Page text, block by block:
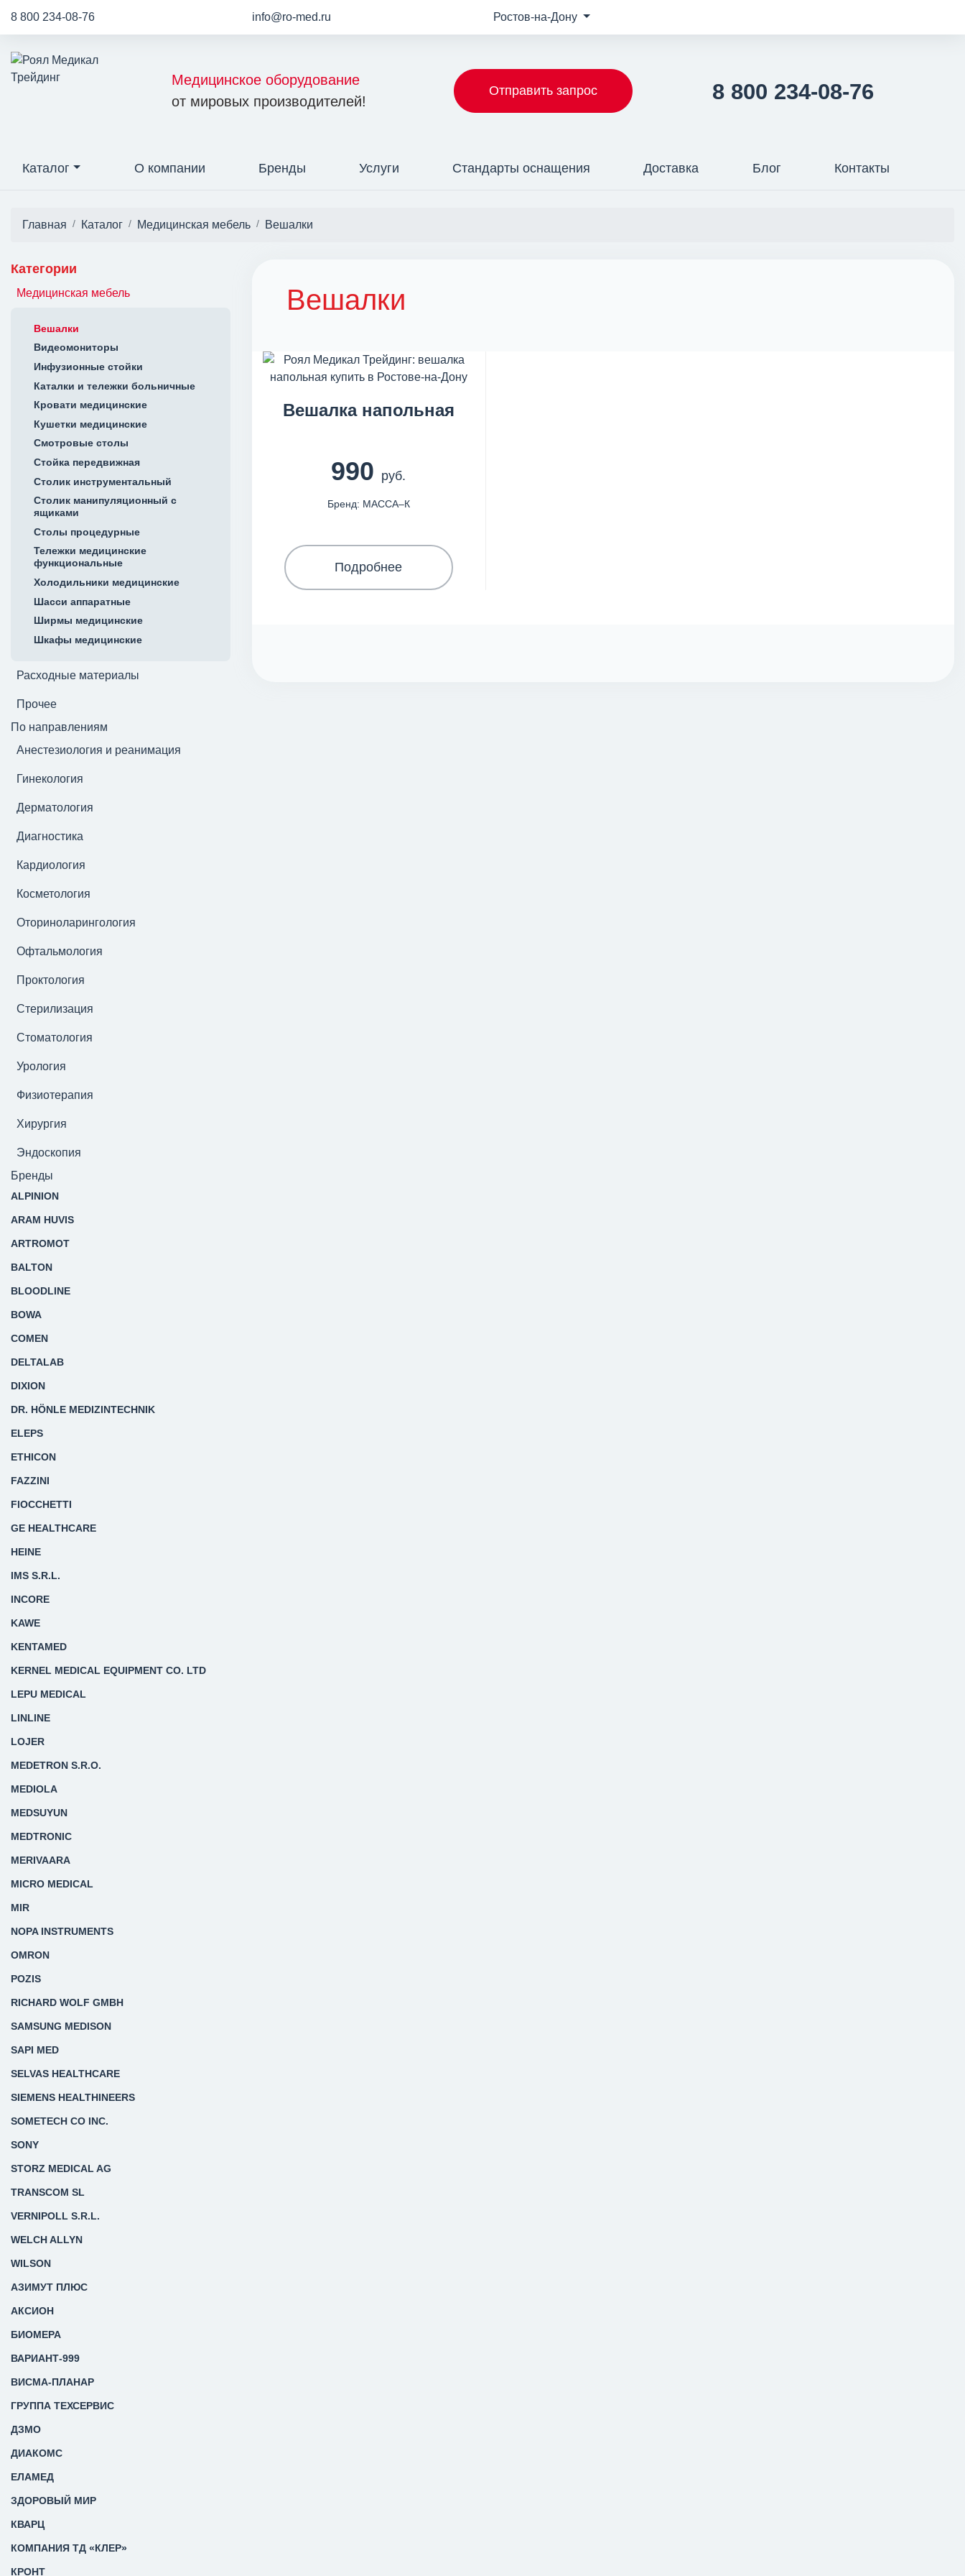
8 800 234-08-76 info@ro-med.ru Ростов-на-Дону
Медицинское оборудование
от мировых производителей!
Отправить запрос 8 800 234-08-76
Каталог О компании Бренды Услуги Стандарты оснащения Доставка Блог Контакты
Главная Каталог Медицинская мебель Вешалки
Категории
Медицинская мебель
Вешалки
Видеомониторы
Инфузионные стойки
Каталки и тележки больничные
Кровати медицинские
Кушетки медицинские
Смотровые столы
Стойка передвижная
Столик инструментальный
Столик манипуляционный с
ящиками
Столы процедурные
Тележки медицинские
функциональные
Холодильники медицинские
Шасси аппаратные
Ширмы медицинские
Шкафы медицинские
Расходные материалы
Прочее
По направлениям
Анестезиология и реанимация
Гинекология
Дерматология
Диагностика
Кардиология
Косметология
Оториноларингология
Офтальмология
Проктология
Стерилизация
Стоматология
Урология
Физиотерапия
Хирургия
Эндоскопия
Бренды
ALPINION
ARAM HUVIS
ARTROMOT
BALTON
BLOODLINE
BOWA
COMEN
DELTALAB
DIXION
DR. HÖNLE MEDIZINTECHNIK
ELEPS
ETHICON
FAZZINI
FIOCCHETTI
GE HEALTHCARE
HEINE
IMS S.R.L.
INCORE
KAWE
KENTAMED
KERNEL MEDICAL EQUIPMENT CO. LTD
LEPU MEDICAL
LINLINE
LOJER
MEDETRON S.R.O.
MEDIOLA
MEDSUYUN
MEDTRONIC
MERIVAARA
MICRO MEDICAL
MIR
NOPA INSTRUMENTS
OMRON
POZIS
RICHARD WOLF GMBH
SAMSUNG MEDISON
SAPI MED
SELVAS HEALTHCARE
SIEMENS HEALTHINEERS
SOMETECH CO INC.
SONY
STORZ MEDICAL AG
TRANSCOM SL
VERNIPOLL S.R.L.
WELCH ALLYN
WILSON
АЗИМУТ ПЛЮС
АКСИОН
БИОМЕРА
ВАРИАНТ-999
ВИСМА-ПЛАНАР
ГРУППА ТЕХСЕРВИС
ДЗМО
ДИАКОМС
ЕЛАМЕД
ЗДОРОВЫЙ МИР
КВАРЦ
КОМПАНИЯ ТД «КЛЕР»
КРОНТ
Вешалки
Вешалка напольная
990 руб.
Бренд: МАССА–К
Подробнее